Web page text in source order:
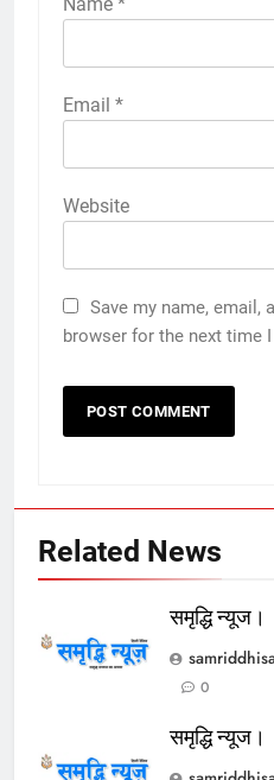
Email *
Website
Save my name, email,
browser for the next time
Related News
समृद्धि न्यूज।
0
समृद्धि न्यूज।